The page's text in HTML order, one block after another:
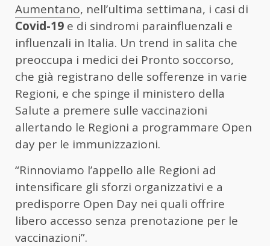
Aumentano, nell’ultima settimana, i casi di
Covid-19 e di sindromi parainfluenzali e
influenzali in Italia. Un trend in salita che
preoccupa i medici dei Pronto soccorso,
che già registrano delle sofferenze in varie
Regioni, e che spinge il ministero della
Salute a premere sulle vaccinazioni
allertando le Regioni a programmare Open
day per le immunizzazioni.
“Rinnoviamo l’appello alle Regioni ad
intensificare gli sforzi organizzativi e a
predisporre Open Day nei quali offrire
libero accesso senza prenotazione per le
vaccinazioni”.